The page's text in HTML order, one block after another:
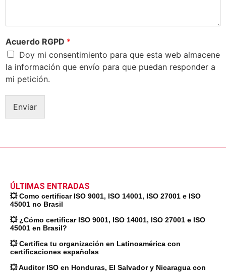
Acuerdo RGPD *
Doy mi consentimiento para que esta web almacene
la información que envío para que puedan responder a
mi petición.
Enviar
ÚLTIMAS ENTRADAS
💥 Como certificar ISO 9001, ISO 14001, ISO 27001 e ISO
45001 no Brasil
💥 ¿Cómo certificar ISO 9001, ISO 14001, ISO 27001 e ISO
45001 en Brasil?
💥 Certifica tu organización en Latinoamérica con
certificaciones españolas
💥 Auditor ISO en Honduras, El Salvador y Nicaragua con